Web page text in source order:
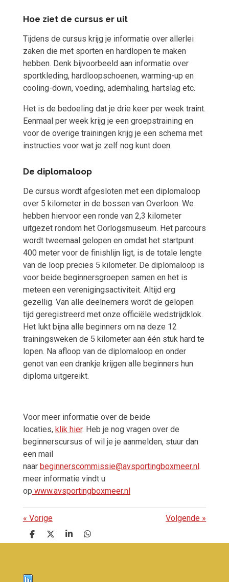
Hoe ziet de cursus er uit
Tijdens de cursus krijg je informatie over allerlei
zaken die met sporten en hardlopen te maken
hebben. Denk bijvoorbeeld aan informatie over
sportkleding, hardloopschoenen, warming-up en
cooling-down, voeding, ademhaling, hartslag etc.
Het is de bedoeling dat je drie keer per week traint.
Eenmaal per week krijg je een groepstraining en
voor de overige trainingen krijg je een schema met
instructies voor wat je zelf nog kunt doen.
De diplomaloop
De cursus wordt afgesloten met een diplomaloop
over 5 kilometer in de bossen van Overloon. We
hebben hiervoor een ronde van 2,3 kilometer
uitgezet rondom het Oorlogsmuseum. Het parcours
wordt tweemaal gelopen en omdat het startpunt
400 meter voor de finishlijn ligt, is de totale lengte
van de loop precies 5 kilometer. De diplomaloop is
voor beide beginnersgroepen samen en het is
meteen een verenigingsactiviteit. Altijd erg
gezellig. Van alle deelnemers wordt de gelopen
tijd geregistreerd met onze officiële wedstrijdklok.
Het lukt bijna alle beginners om na deze 12
trainingsweken de 5 kilometer aan één stuk hard te
lopen. Na afloop van de diplomaloop en onder
genot van een drankje krijgen alle beginners hun
diploma uitgereikt.
Voor meer informatie over de beide
locaties, klik hier. Heb je nog vragen over de
beginnerscursus of wil je je aanmelden, stuur dan
een mail
naar beginnerscommissie@avsportingboxmeer.nl .
meer informatie vindt u
op www.avsportingboxmeer.nl
« Vorige Volgende »
D
e
D
e
S
h
D
e